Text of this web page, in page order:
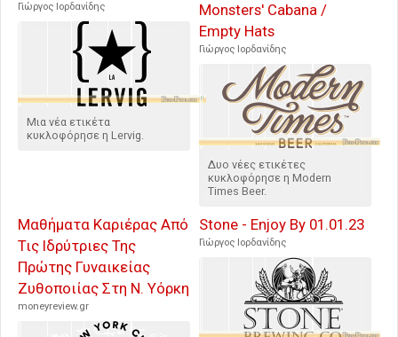
Γιώργος Ιορδανίδης
Μια νέα ετικέτα
κυκλοφόρησε η Lervig.
Monsters' Cabana /
Empty Hats
Γιώργος Ιορδανίδης
Δυο νέες ετικέτες
κυκλοφόρησε η Modern
Times Beer.
Μαθήματα Καριέρας Από
Τις Ιδρύτριες Της
Πρώτης Γυναικείας
Ζυθοποιίας Στη Ν. Υόρκη
moneyreview.gr
Stone - Enjoy By 01.01.23
Γιώργος Ιορδανίδης